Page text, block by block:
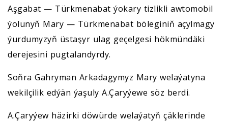
Aşgabat — Türkmenabat ýokary tizlikli awtomobil
ýolunyň Mary — Türkmenabat böleginiň açylmagy
ýurdumyzyň üstaşyr ulag geçelgesi hökmündäki
derejesini pugtalandyrdy.
Soňra Gahryman Arkadagymyz Mary welaýatyna
wekilçilik edýän ýaşuly A.Çaryýewe söz berdi.
A.Çaryýew häzirki döwürde welaýatyň çäklerinde